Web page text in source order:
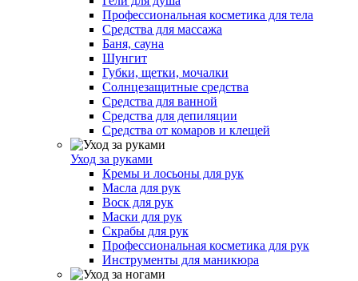
Профессиональная косметика для тела
Средства для массажа
Баня, сауна
Шунгит
Губки, щетки, мочалки
Солнцезащитные средства
Средства для ванной
Средства для депиляции
Средства от комаров и клещей
Уход за руками
Кремы и лосьоны для рук
Масла для рук
Воск для рук
Маски для рук
Скрабы для рук
Профессиональная косметика для рук
Инструменты для маникюра